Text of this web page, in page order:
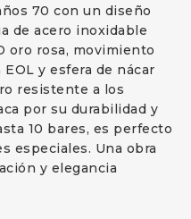
70 con un diseño
de acero inoxidable
oro rosa, movimiento
y esfera de nácar
resistente a los
por su durabilidad y
10 bares, es perfecto
especiales. Una obra
y elegancia